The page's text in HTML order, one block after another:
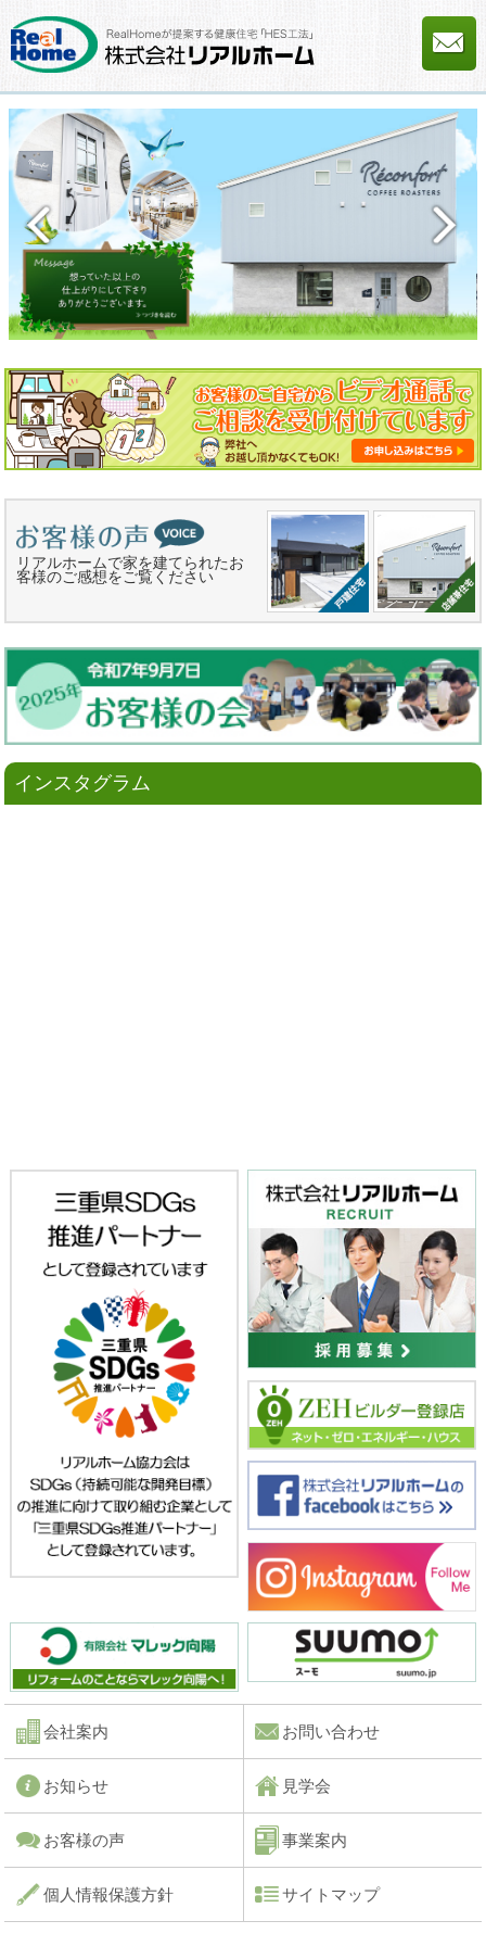
リアルホームで家を建てられたお
客様のご感想をご覧ください
インスタグラム
会社案内 お問い合わせ
お知らせ 見学会
お客様の声 事業案内
個人情報保護方針 サイトマップ